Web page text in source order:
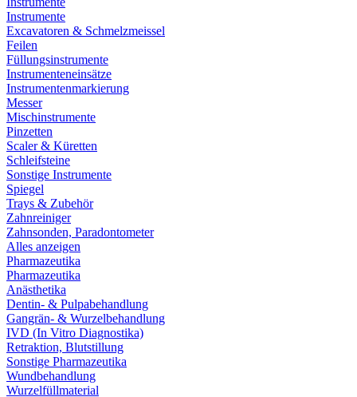
Instrumente
Excavatoren & Schmelzmeissel
Feilen
Füllungsinstrumente
Instrumenteneinsätze
Instrumentenmarkierung
Messer
Mischinstrumente
Pinzetten
Scaler & Küretten
Schleifsteine
Sonstige Instrumente
Spiegel
Trays & Zubehör
Zahnreiniger
Zahnsonden, Paradontometer
Alles anzeigen
Pharmazeutika
Pharmazeutika
Anästhetika
Dentin- & Pulpabehandlung
Gangrän- & Wurzelbehandlung
IVD (In Vitro Diagnostika)
Retraktion, Blutstillung
Sonstige Pharmazeutika
Wundbehandlung
Wurzelfüllmaterial